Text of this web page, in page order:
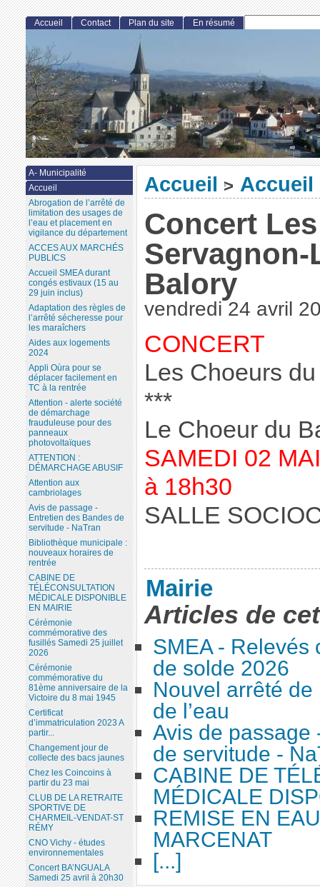
Accueil > Accueil
Concert
Balory
vendredi 24 avril
CONCERT
Les Choeurs
***
Le Choeur du
SAMEDI 02
à 18h30
SALLE
Mairie
Articles de
SMEA - Relevés
de solde 2026
Nouvel arrêté
de l’eau
Avis de passage
de servitude -
CABINE DE
MÉDICALE
REMISE EN
MARCENAT
[...]
Accueil Contact Plan du site En résumé
A- Municipalité
Accueil
Abrogation de l’arrêté de
limitation des usages de
l’eau et placement en
vigilance du département
ACCES AUX MARCHÉS
PUBLICS
Accueil SMEA durant
congés estivaux (15 au
29 juin inclus)
Adaptation des règles de
l’arrêté sécheresse pour
les maraîchers
Aides aux logements
2024
Appli Oùra pour se
déplacer facilement en
TC à la rentrée
Attention - alerte société
de démarchage
frauduleuse pour des
panneaux
photovoltaïques
ATTENTION :
DÉMARCHAGE ABUSIF
Attention aux
cambriolages
Avis de passage -
Entretien des Bandes de
servitude - NaTran
Bibliothèque municipale :
nouveaux horaires de
rentrée
CABINE DE
TÉLÉCONSULTATION
MÉDICALE DISPONIBLE
EN MAIRIE
Cérémonie
commémorative des
fusillés Samedi 25 juillet
2026
Cérémonie
commémorative du
81ème anniversaire de la
Victoire du 8 mai 1945
Certificat
d’immatriculation 2023 A
partir...
Changement jour de
collecte des bacs jaunes
Chez les Coincoins à
partir du 23 mai
CLUB DE LA RETRAITE
SPORTIVE DE
CHARMEIL-VENDAT-ST
RÉMY
CNO Vichy - études
environnementales
Concert BA’NGUALA
Samedi 25 avril à 20h30